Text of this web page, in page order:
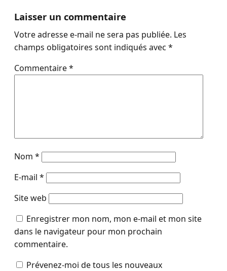
Laisser un commentaire
Votre adresse e-mail ne sera pas publiée. Les
champs obligatoires sont indiqués avec *
Commentaire*
Nom *
E-mail *
Site web
Enregistrer mon nom, mon e-mail et mon site
dans le navigateur pour mon prochain
commentaire.
Prévenez-moi de tous les nouveaux